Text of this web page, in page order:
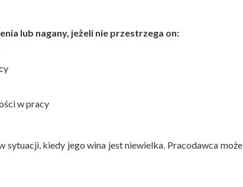
lub nagany, jeżeli nie przestrzega on:
w pracy
sytuacji, kiedy jego wina jest niewielka. Pracodawca może